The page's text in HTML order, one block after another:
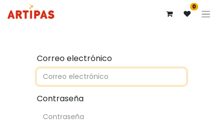
0
Correo electrónico
Contraseña